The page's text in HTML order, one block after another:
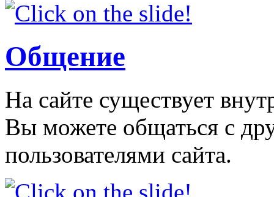
Общение
На сайте существует
Вы можете общаться с
пользователями сайта.